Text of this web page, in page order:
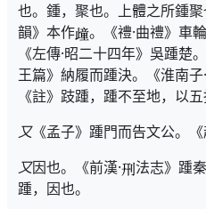
也。鍾，聚也。上體之所鍾
韻》本作
。《禮·曲禮》車
《左傳·昭二十四年》吳踵楚
王篇》納履而踵決。《淮南子
《註》跂踵，踵不至地，以五
又《孟子》踵門而告文公。《
又因也。《前漢·
法志》踵
踵，因也。